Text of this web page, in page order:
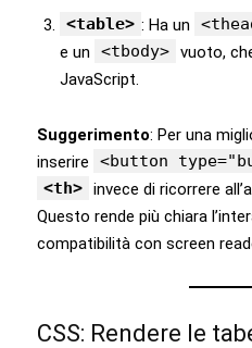
<table> : Ha un
e un
<tbody> vuoto,
JavaScript.
Suggerimento: Per una
inserire
<button
<th> invece di ricorrere
Questo rende più chiara
compatibilità con screen
CSS: Rendere le